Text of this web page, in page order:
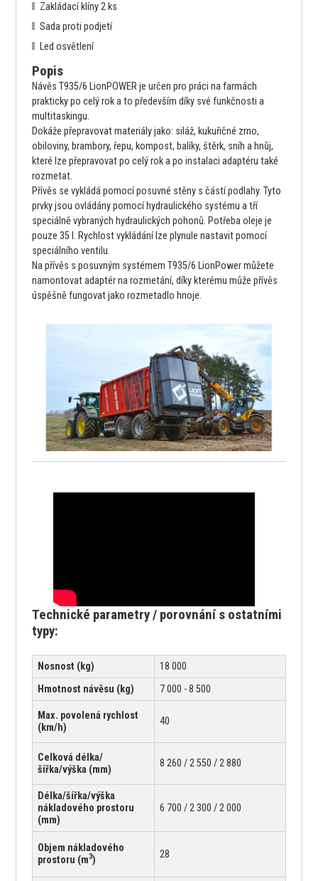
Zakládací klíny 2 ks
Sada proti podjetí
Led osvětlení
Popis
Návěs T935/6 LionPOWER je určen pro práci na farmách
prakticky po celý rok a to především díky své funkčnosti a
multitaskingu.
Dokáže přepravovat materiály jako: siláž, kukuřičné zrno,
obiloviny, brambory, řepu, kompost, balíky, štěrk, sníh a hnůj,
které lze přepravovat po celý rok a po instalaci adaptéru také
rozmetat.
Přívěs se vykládá pomocí posuvné stěny s částí podlahy. Tyto
prvky jsou ovládány pomocí hydraulického systému a tří
speciálně vybraných hydraulických pohonů. Potřeba oleje je
pouze 35 l. Rychlost vykládání lze plynule nastavit pomocí
speciálního ventilu.
Na přívěs s posuvným systémem T935/6 LionPower můžete
namontovat adaptér na rozmetání, díky kterému může přívěs
úspěšně fungovat jako rozmetadlo hnoje.
Technické parametry / porovnání s ostatními
typy:
Nosnost (kg)
18 000
Hmotnost návěsu (kg)
7 000 - 8 500
Max. povolená rychlost
(km/h)
40
Celková délka/
šířka/výška (mm)
8 260 / 2 550 / 2 880
Délka/šířka/výška
nákladového prostoru
(mm)
6 700 / 2 300 / 2 000
Objem nákladového
prostoru (m3) 28